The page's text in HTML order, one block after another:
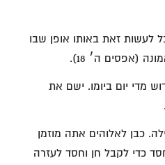
לעשות זאת באותו אופן שבו
(אפסים ה׳ 18).
מדי יום ביומו. ישם את
כבן לאלוהים אתה מוזמן
כדי לקבל חן וחסד לעזרה